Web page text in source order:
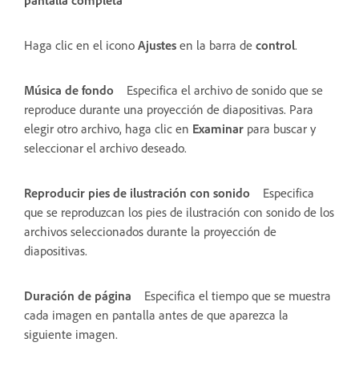
Haga clic en el icono Ajustes en la barra de control.
Música de fondo
Especifica el archivo de sonido que se
reproduce durante una proyección de diapositivas. Para
elegir otro archivo, haga clic en Examinar para buscar y
seleccionar el archivo deseado.
Reproducir pies de ilustración con sonido
Especifica
que se reproduzcan los pies de ilustración con sonido de los
archivos seleccionados durante la proyección de
diapositivas.
Duración de página
Especifica el tiempo que se muestra
cada imagen en pantalla antes de que aparezca la
siguiente imagen.